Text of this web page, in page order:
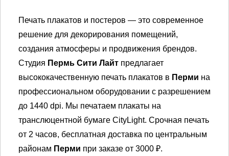
Печать плакатов и постеров — это современное
решение для декорирования помещений,
создания атмосферы и продвижения брендов.
Студия Пермь Сити Лайт предлагает
высококачественную печать плакатов в Перми на
профессиональном оборудовании с разрешением
до 1440 dpi. Мы печатаем плакаты на
транслюцентной бумаге CityLight. Срочная печать
от 2 часов, бесплатная доставка по центральным
районам Перми при заказе от 3000 ₽.